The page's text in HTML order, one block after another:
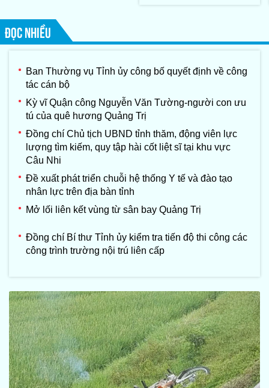
ĐỌC NHIỀU
Ban Thường vụ Tỉnh ủy công bố quyết định về công
tác cán bộ
Kỳ vĩ Quận công Nguyễn Văn Tường-người con ưu
tú của quê hương Quảng Trị
Đồng chí Chủ tịch UBND tỉnh thăm, động viên lực
lượng tìm kiếm, quy tập hài cốt liệt sĩ tại khu vực
Câu Nhi
Đề xuất phát triển chuỗi hệ thống Y tế và đào tạo
nhân lực trên địa bàn tỉnh
Mở lối liên kết vùng từ sân bay Quảng Trị
Đồng chí Bí thư Tỉnh ủy kiểm tra tiến độ thi công các
công trình trường nội trú liên cấp